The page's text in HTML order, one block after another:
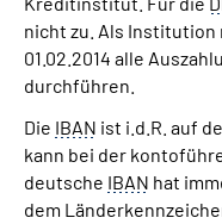
nicht zu. Als Institution
01.02.2014 alle
durchführen.
Die IBAN ist i.d.R. auf
kann bei der
deutsche IBAN hat
dem